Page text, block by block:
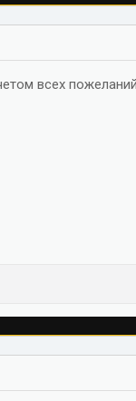
всех